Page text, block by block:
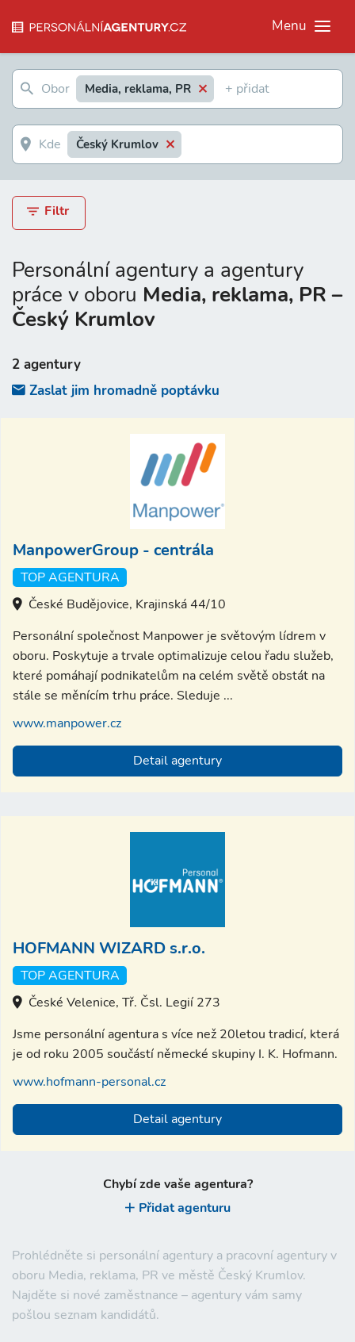
Menu
Media, reklama, PR
Český Krumlov
Filtr
Personální agentury a agentury
práce v oboru Media, reklama, PR –
Český Krumlov
Prohlédněte si personální agentury a pracovní agentury v
oboru Media, reklama, PR ve městě Český Krumlov.
Najděte si nové zaměstnance – agentury vám samy
pošlou seznam kandidátů.
2 agentury
Zaslat jim hromadně poptávku
ManpowerGroup - centrála
TOP AGENTURA
České Budějovice, Krajinská 44/10
Personální společnost Manpower je světovým lídrem v
oboru. Poskytuje a trvale optimalizuje celou řadu služeb,
které pomáhají podnikatelům na celém světě obstát na
stále se měnícím trhu práce. Sleduje ...
www.manpower.cz
Detail agentury
HOFMANN WIZARD s.r.o.
TOP AGENTURA
České Velenice, Tř. Čsl. Legií 273
Jsme personální agentura s více než 20letou tradicí, která
je od roku 2005 součástí německé skupiny I. K. Hofmann.
www.hofmann-personal.cz
Detail agentury
Chybí zde vaše agentura?
Přidat agenturu